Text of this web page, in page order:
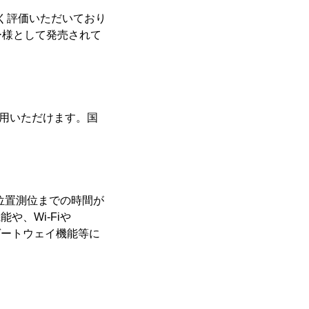
評価いただいており
として発売されて
いただけます。国
置測位までの時間が
や、Wi-Fiや
トウェイ機能等に